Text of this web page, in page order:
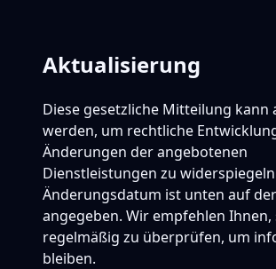
Aktualisierung
Diese gesetzliche Mitteilung kann
werden, um rechtliche
Änderungen der angebotenen
Dienstleistungen zu
Änderungsdatum ist unten auf
angegeben. Wir empfehlen Ihnen,
regelmäßig zu überprüfen, um
bleiben.